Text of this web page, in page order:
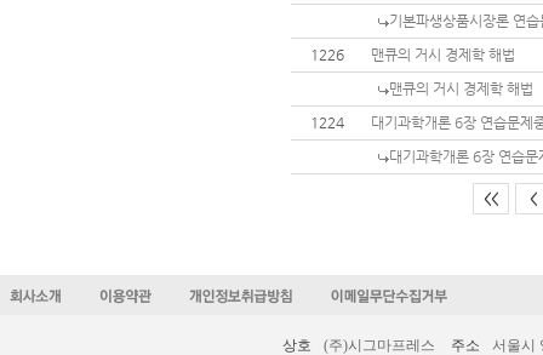
기본파생상품시장론 연
1226
맨큐의 거시 경제학 해법
맨큐의 거시 경제학 해법
1224
대기과학개론 6장 연습문제
대기과학개론 6장 연습문
<< <
상호 (주)시그마프레스 주소
서울시